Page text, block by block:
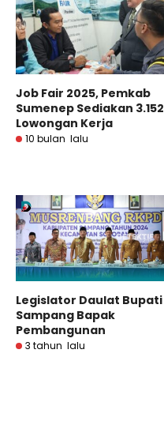
Job Fair 2025, Pemkab
Sumenep Sediakan 3.152
Lowongan Kerja
10 bulan lalu
Legislator Daulat Bupati
Sampang Bapak
Pembangunan
3 tahun lalu